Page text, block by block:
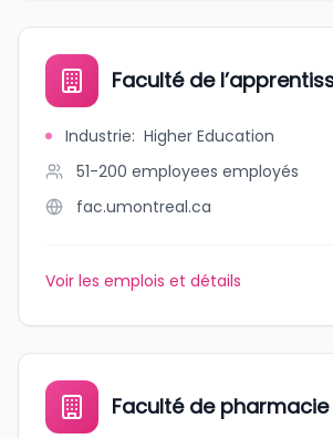
Faculté de
Industrie: Higher Education
51-200 employees employés
fac.umontreal.ca
Voir les emplois et détails
Faculté de pharmacie